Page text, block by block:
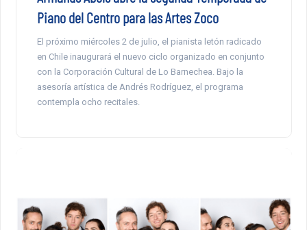
Piano del Centro para las Artes Zoco
El próximo miércoles 2 de julio, el pianista letón radicado
en Chile inaugurará el nuevo ciclo organizado en conjunto
con la Corporación Cultural de Lo Barnechea. Bajo la
asesoría artística de Andrés Rodríguez, el programa
contempla ocho recitales.